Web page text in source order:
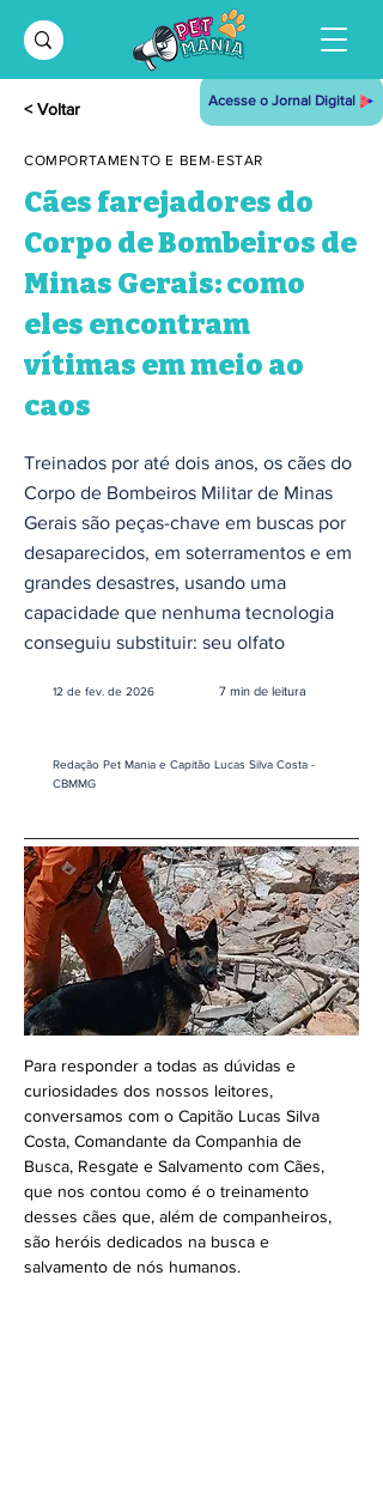
Acesse o Jornal Digital
< Voltar
COMPORTAMENTO E BEM-ESTAR
Cães farejadores do
Corpo de Bombeiros de
Minas Gerais: como
eles encontram
vítimas em meio ao
caos
Treinados por até dois anos, os cães do
Corpo de Bombeiros Militar de Minas
Gerais são peças-chave em buscas por
desaparecidos, em soterramentos e em
grandes desastres, usando uma
capacidade que nenhuma tecnologia
conseguiu substituir: seu olfato
12 de fev. de 2026 7 min de leitura
Redação Pet Mania e Capitão Lucas Silva Costa -
CBMMG
Para responder a todas as dúvidas e
curiosidades dos nossos leitores,
conversamos com o Capitão Lucas Silva
Costa, Comandante da Companhia de
Busca, Resgate e Salvamento com Cães,
que nos contou como é o treinamento
desses cães que, além de companheiros,
são heróis dedicados na busca e
salvamento de nós humanos.